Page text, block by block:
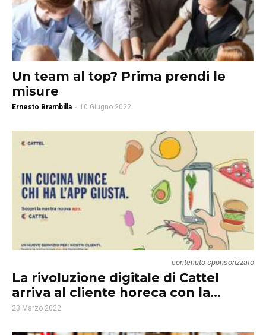
Un team al top? Prima prendi le
misure
Ernesto Brambilla - 10 Giugno 2022
contenuto sponsorizzato
La rivoluzione digitale di Cattel
arriva al cliente horeca con la...
23 Marzo 2022